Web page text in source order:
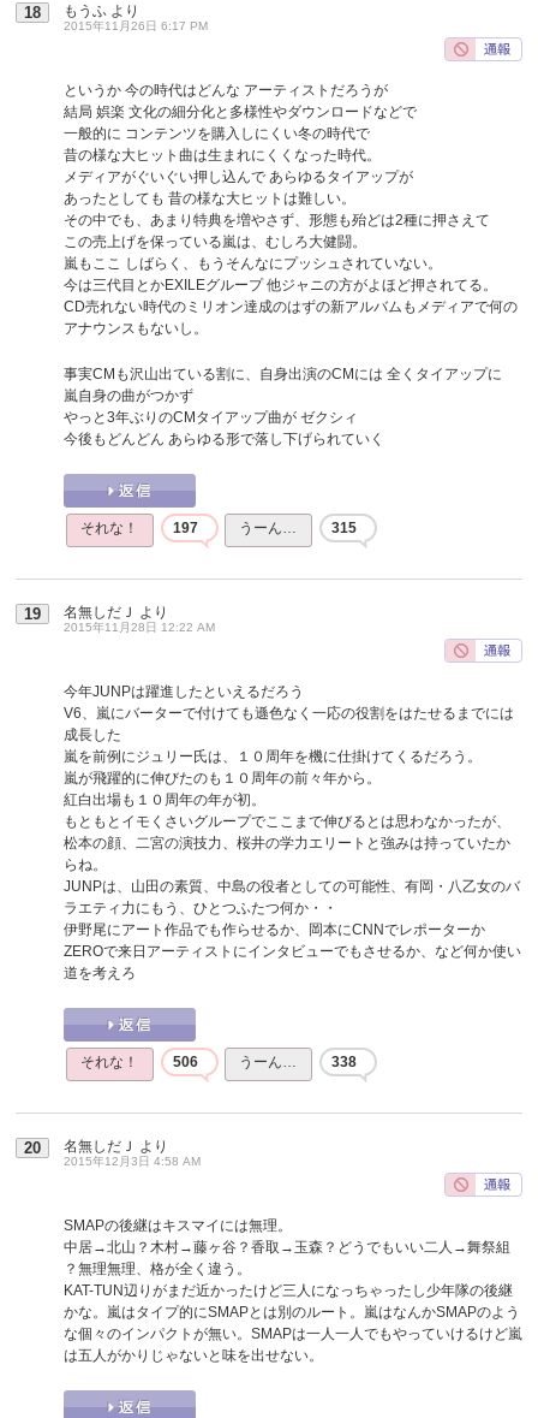
18 もうふ より
2015年11月26日 6:17 PM
というか 今の時代はどんな アーティストだろうが
結局 娯楽 文化の細分化と多様性やダウンロードなどで
一般的に コンテンツを購入しにくい冬の時代で
昔の様な大ヒット曲は生まれにくくなった時代。
メディアがぐいぐい押し込んで あらゆるタイアップが
あったとしても 昔の様な大ヒットは難しい。
その中でも、あまり特典を増やさず、形態も殆どは2種に押さえて
この売上げを保っている嵐は、むしろ大健闘。
嵐もここ しばらく、もうそんなにプッシュされていない。
今は三代目とかEXILEグループ 他ジャニの方がよほど押されてる。
CD売れない時代のミリオン達成のはずの新アルバムもメディアで何の
アナウンスもないし。
事実CMも沢山出ている割に、自身出演のCMには 全くタイアップに
嵐自身の曲がつかず
やっと3年ぶりのCMタイアップ曲が ゼクシィ
今後もどんどん あらゆる形で落し下げられていく
それな！ 197 うーん… 315
19 名無しだＪ より
2015年11月28日 12:22 AM
今年JUNPは躍進したといえるだろう
V6、嵐にバーターで付けても遜色なく一応の役割をはたせるまでには
成長した
嵐を前例にジュリー氏は、１０周年を機に仕掛けてくるだろう。
嵐が飛躍的に伸びたのも１０周年の前々年から。
紅白出場も１０周年の年が初。
もともとイモくさいグループでここまで伸びるとは思わなかったが、
松本の顔、二宮の演技力、桜井の学力エリートと強みは持っていたか
らね。
JUNPは、山田の素質、中島の役者としての可能性、有岡・八乙女のバ
ラエティ力にもう、ひとつふたつ何か・・
伊野尾にアート作品でも作らせるか、岡本にCNNでレポーターか
ZEROで来日アーティストにインタビューでもさせるか、など何か使い
道を考えろ
それな！ 506 うーん… 338
20 名無しだＪ より
2015年12月3日 4:58 AM
SMAPの後継はキスマイには無理。
中居→北山？木村→藤ヶ谷？香取→玉森？どうでもいい二人→舞祭組
？無理無理、格が全く違う。
KAT-TUN辺りがまだ近かったけど三人になっちゃったし少年隊の後継
かな。嵐はタイプ的にSMAPとは別のルート。嵐はなんかSMAPのよう
な個々のインパクトが無い。SMAPは一人一人でもやっていけるけど嵐
は五人がかりじゃないと味を出せない。